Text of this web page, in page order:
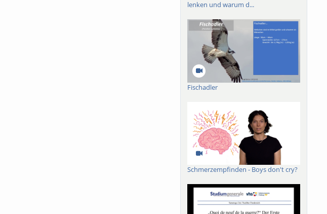
lenken und warum d...
Fischadler
Schmerzempfinden - Boys don't cry?